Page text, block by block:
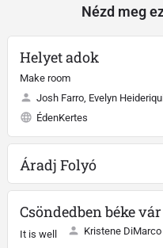
Nézd meg
Helyet adok
Make room
Josh Farro, Evelyn
ÉdenKertes
Áradj Folyó
Csöndedben béke vár
It is well Kristene DiMarco